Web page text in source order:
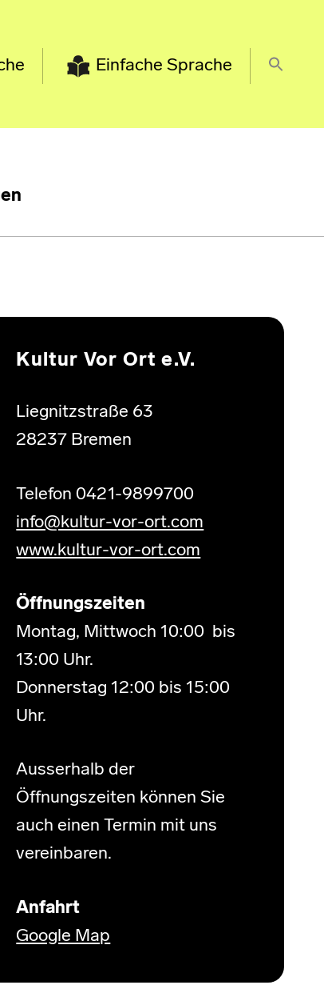
Einfache Sprache
Kultur Vor Ort e.V.
Liegnitzstraße 63
28237 Bremen
Telefon 0421-9899700
info@kultur-vor-ort.com
www.kultur-vor-ort.com
Öffnungszeiten
Montag, Mittwoch 10:00 bis
13:00 Uhr.
Donnerstag 12:00 bis 15:00
Uhr.
Ausserhalb der
Öffnungszeiten können Sie
auch einen Termin mit uns
vereinbaren.
Anfahrt
Google Map